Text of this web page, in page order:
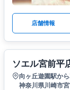
店舗情報
ソエル宮前平
向ヶ丘遊園駅か
神奈川県川崎市